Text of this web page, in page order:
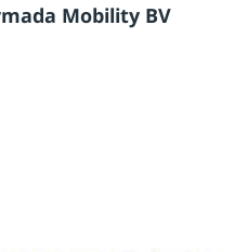
Mobility BV